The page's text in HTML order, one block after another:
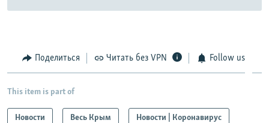
Поделиться Читать без VPN Follow us
This item is part of
Новости Весь Крым Новости | Коронавирус